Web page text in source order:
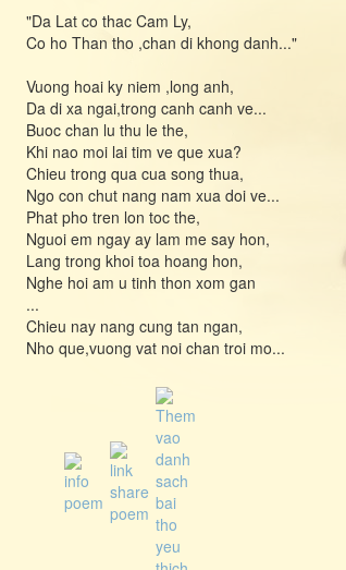
"Da Lat co thac Cam Ly,
Co ho Than tho ,chan di khong danh..."
Vuong hoai ky niem ,long anh,
Da di xa ngai,trong canh canh ve...
Buoc chan lu thu le the,
Khi nao moi lai tim ve que xua?
Chieu trong qua cua song thua,
Ngo con chut nang nam xua doi ve...
Phat pho tren lon toc the,
Nguoi em ngay ay lam me say hon,
Lang trong khoi toa hoang hon,
Nghe hoi am u tinh thon xom gan
...
Chieu nay nang cung tan ngan,
Nho que,vuong vat noi chan troi mo...